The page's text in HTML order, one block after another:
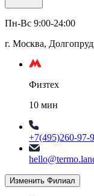
Пн-Вс 9:00-24:00
г. Москва,
Физтех
10 мин
+7(495)260-97-
Изменить Филиал